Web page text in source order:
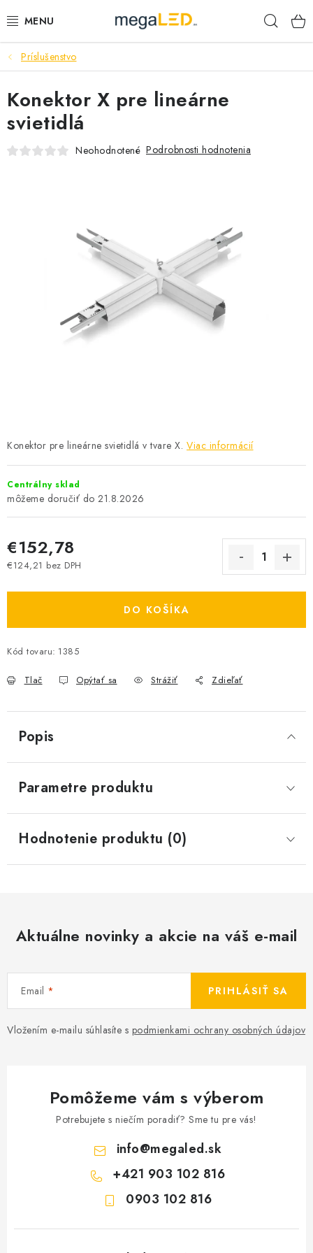
na
PRIEMYSEL
SVIETIDLÁ
ŽIAROVKY A TRUBICE
VENTILÁTORY
SOLÁRNE SYSTÉMY
O NÁS - MEGALED & JANTON ZÁKAMENNÉ
Obchodné podmienky
Podmienky ochrany osobných údajov
Hodnotenie obchodu
Príslušenstvo
Konektor pre lineárne svietidlá v tvare X. Viac informácií
Centrálny sklad
21.8.2026
€152,78
€124,21 bez DPH
DO KOŠÍKA
Kód tovaru: 1385
Tlač Opýtať sa Strážiť Zdieľať
Konektor X pre lineárne
svietidlá
Neohodnotené Podrobnosti hodnotenia
Popis
Parametre produktu
Hodnotenie produktu (0)
Aktuálne novinky a akcie na váš e-mail
Email
Vložením e-mailu súhlasíte s podmienkami ochrany osobných údajov
PRIHLÁSIŤ SA
Pomôžeme vám s výberom
Potrebujete s niečím poradiť? Sme tu pre vás!
info@megaled.sk
+421 903 102 816
0903 102 816